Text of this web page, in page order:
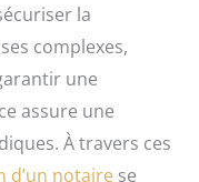
la
complexes,
une
assure une
À travers ces
d’un notaire se